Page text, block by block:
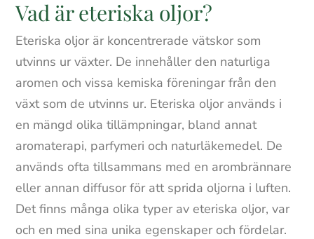
Vad är eteriska oljor?
Eteriska oljor är koncentrerade vätskor som
utvinns ur växter. De innehåller den naturliga
aromen och vissa kemiska föreningar från den
växt som de utvinns ur. Eteriska oljor används i
en mängd olika tillämpningar, bland annat
aromaterapi, parfymeri och naturläkemedel. De
används ofta tillsammans med en arombrännare
eller annan diffusor för att sprida oljorna i luften.
Det finns många olika typer av eteriska oljor, var
och en med sina unika egenskaper och fördelar.